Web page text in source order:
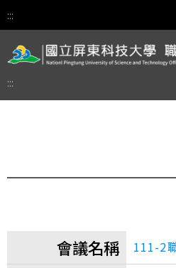
:::
:::
會議名稱 111-2